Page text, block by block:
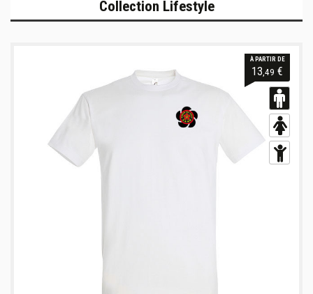
Collection Lifestyle
À PARTIR DE
13 ,49 €